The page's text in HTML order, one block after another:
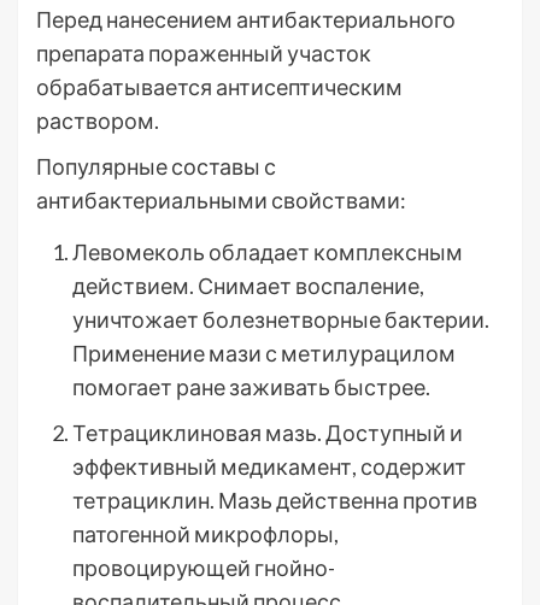
Перед нанесением антибактериального
препарата пораженный участок
обрабатывается антисептическим
раствором.
Популярные составы с
антибактериальными свойствами:
Левомеколь обладает комплексным
действием. Снимает воспаление,
уничтожает болезнетворные бактерии.
Применение мази с метилурацилом
помогает ране заживать быстрее.
Тетрациклиновая мазь. Доступный и
эффективный медикамент, содержит
тетрациклин. Мазь действенна против
патогенной микрофлоры,
провоцирующей гнойно-